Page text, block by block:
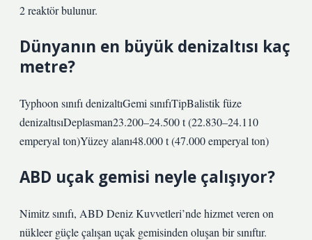
2 reaktör bulunur.
Dünyanın en büyük denizaltısı kaç
metre?
Typhoon sınıfı denizaltıGemi sınıfıTipBalistik füze
denizaltısıDeplasman23.200–24.500 t (22.830–24.110
emperyal ton)Yüzey alanı48.000 t (47.000 emperyal ton)
ABD uçak gemisi neyle çalışıyor?
Nimitz sınıfı, ABD Deniz Kuvvetleri’nde hizmet veren on
nükleer güçle çalışan uçak gemisinden oluşan bir sınıftır.